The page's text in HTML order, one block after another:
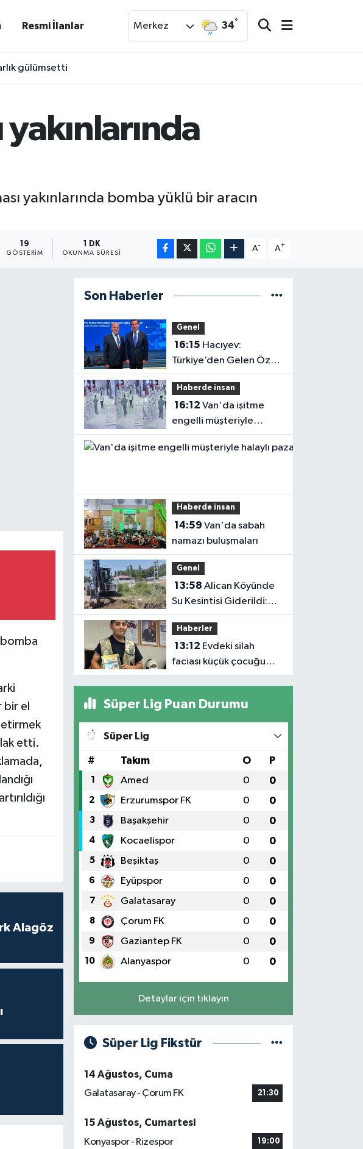
Resmi İlanlar Merkez 34°
gülümsetti
yakınlarında
yakınlarında bomba yüklü bir aracın
19
GÖSTERIM
1 DK
OKUNMA SÜRESI
A- A+
bomba
bir el
etti.
Alagöz
Son Haberler
Genel
16:15
Türkiye’den Gelen Öz
Evine Gelir
Haberde insan
16:12
engelli müşteriyle
halaylı pazarlık
gülümsetti
Haberde insan
14:59
namazı buluşmaları
Genel
13:58
Su Kesintisi Giderildi:
Ekipler Anında
Müdahale Etti
Haberler
13:12
faciası küçük çocuğu
hayattan kopardı
Süper Lig Puan Durumu
Süper Lig
# Takım O P
1 Amed 0 0
2 Erzurumspor FK 0 0
3 Başakşehir 0 0
4 Kocaelispor 0 0
5 Beşiktaş 0 0
6 Eyüpspor 0 0
7 Galatasaray 0 0
8 Çorum FK 0 0
9 Gaziantep FK 0 0
10 Alanyaspor 0 0
Detaylar için tıklayın
Süper Lig Fikstür
14 Ağustos, Cuma
Galatasaray - Çorum FK
21:30
15 Ağustos, Cumartesi
Konyaspor - Rizespor
19:00